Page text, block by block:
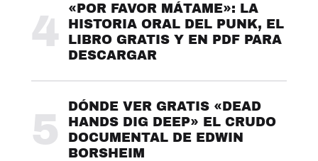
4
«POR FAVOR MÁTAME»: LA
HISTORIA ORAL DEL PUNK, EL
LIBRO GRATIS Y EN PDF PARA
DESCARGAR
5
DÓNDE VER GRATIS «DEAD
HANDS DIG DEEP» EL CRUDO
DOCUMENTAL DE EDWIN
BORSHEIM